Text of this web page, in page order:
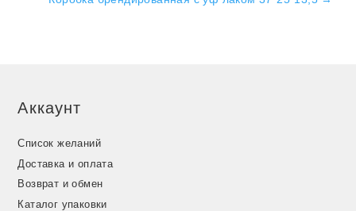
Аккаунт
Список желаний
Доставка и оплата
Возврат и обмен
Каталог упаковки